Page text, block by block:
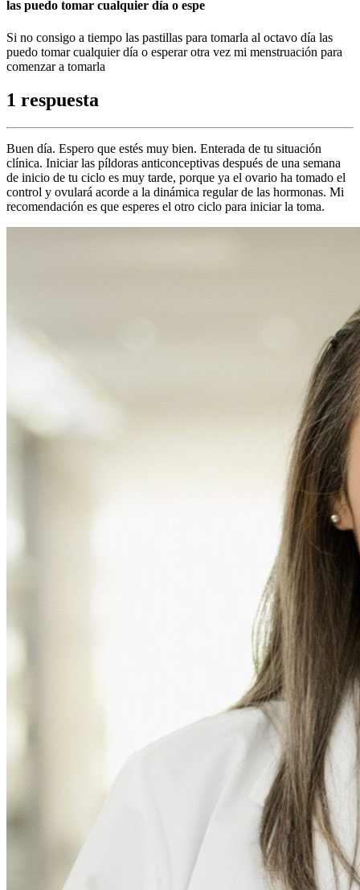
las puedo tomar cualquier día o espe
Si no consigo a tiempo las pastillas para tomarla al octavo día las
puedo tomar cualquier día o esperar otra vez mi menstruación para
comenzar a tomarla
1 respuesta
Buen día. Espero que estés muy bien. Enterada de tu situación
clínica. Iniciar las píldoras anticonceptivas después de una semana
de inicio de tu ciclo es muy tarde, porque ya el ovario ha tomado el
control y ovulará acorde a la dinámica regular de las hormonas. Mi
recomendación es que esperes el otro ciclo para iniciar la toma.